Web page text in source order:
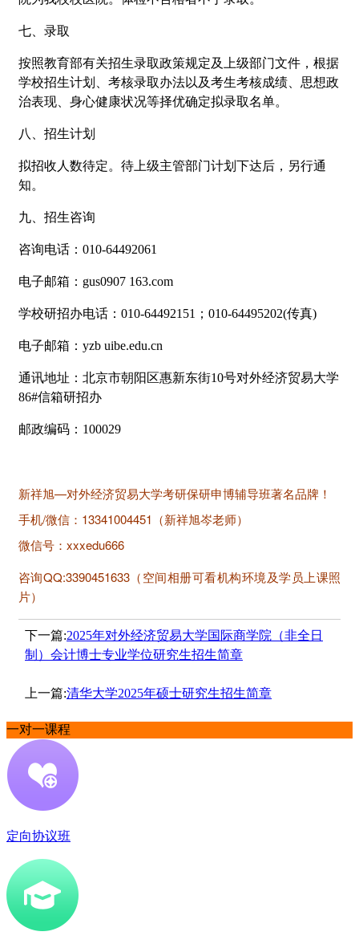
七、录取
按照教育部有关招生录取政策规定及上级部门文件，根据
学校招生计划、考核录取办法以及考生考核成绩、思想政
治表现、身心健康状况等择优确定拟录取名单。
八、招生计划
拟招收人数待定。待上级主管部门计划下达后，另行通
知。
九、招生咨询
咨询电话：010-64492061
电子邮箱：gus0907 163.com
学校研招办电话：010-64492151；010-64495202(传真)
电子邮箱：yzb uibe.edu.cn
通讯地址：北京市朝阳区惠新东街10号对外经济贸易大学
86#信箱研招办
邮政编码：100029
新祥旭—对外经济贸易大学考研保研申博辅导班著名品牌！
手机/微信：13341004451（新祥旭岑老师）
微信号：xxxedu666
咨询QQ:3390451633（空间相册可看机构环境及学员上课照
片）
下一篇:2025年对外经济贸易大学国际商学院（非全日
制）会计博士专业学位研究生招生简章
上一篇:清华大学2025年硕士研究生招生简章
一对一课程
定向协议班